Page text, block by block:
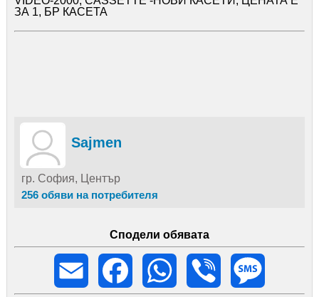
ЗА 1, БР КАСЕТА
Sajmen
гр. София, Център
256 обяви на потребителя
Сподели обявата
Email
Facebook WhatsApp Viber